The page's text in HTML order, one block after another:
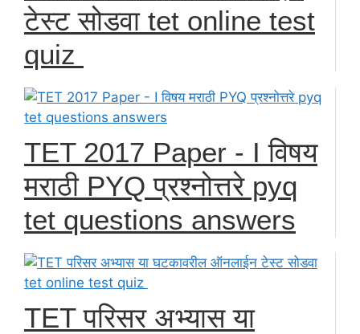
टेस्ट सोडवा tet online test
quiz
TET 2017 Paper - I विषय
मराठी PYQ प्रश्नोत्तरे pyq
tet questions answers
TET परिसर अभ्यास या